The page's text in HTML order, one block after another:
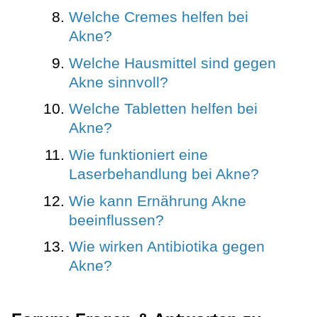
Welche Cremes helfen bei
Akne?
Welche Hausmittel sind gegen
Akne sinnvoll?
Welche Tabletten helfen bei
Akne?
Wie funktioniert eine
Laserbehandlung bei Akne?
Wie kann Ernährung Akne
beeinflussen?
Wie wirken Antibiotika gegen
Akne?